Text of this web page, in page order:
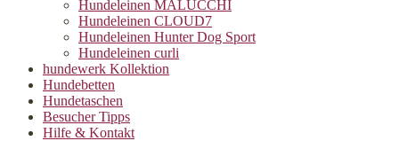
Hundeleinen MALUCCHI
Hundeleinen CLOUD7
Hundeleinen Hunter Dog Sport
Hundeleinen curli
hundewerk Kollektion
Hundebetten
Hundetaschen
Besucher Tipps
Hilfe & Kontakt